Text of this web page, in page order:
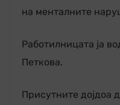
на менталните
Работилницата ја
Петкова.
Присутните дојдоа